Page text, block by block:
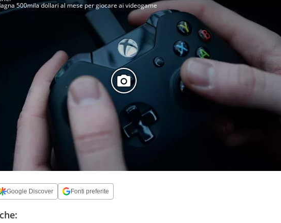
500mila dollari al mese per giocare ai videogame
Google Discover Fonti preferite